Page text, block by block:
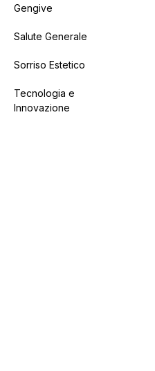
Gengive
Salute Generale
Sorriso Estetico
Tecnologia e
Innovazione